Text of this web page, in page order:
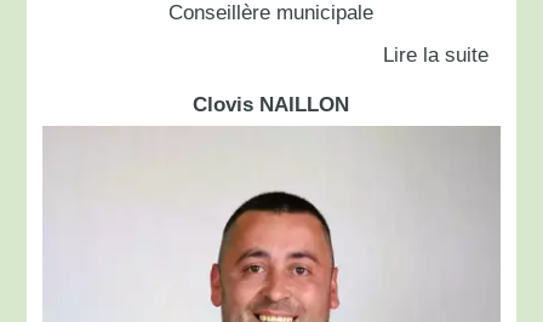
Conseillère municipale
Clovis NAILLON